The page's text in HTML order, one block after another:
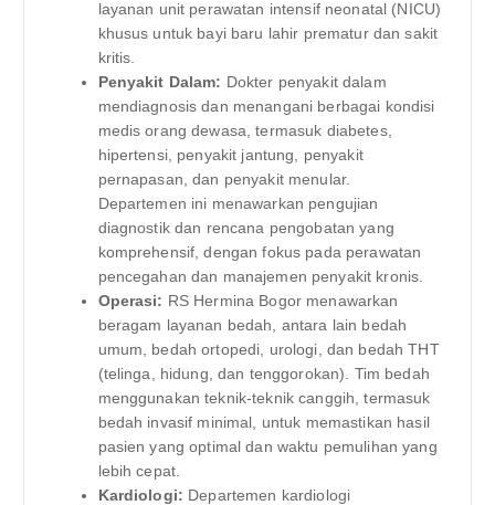
layanan unit perawatan intensif neonatal (NICU)
khusus untuk bayi baru lahir prematur dan sakit
kritis.
Penyakit Dalam: Dokter penyakit dalam
mendiagnosis dan menangani berbagai kondisi
medis orang dewasa, termasuk diabetes,
hipertensi, penyakit jantung, penyakit
pernapasan, dan penyakit menular.
Departemen ini menawarkan pengujian
diagnostik dan rencana pengobatan yang
komprehensif, dengan fokus pada perawatan
pencegahan dan manajemen penyakit kronis.
Operasi: RS Hermina Bogor menawarkan
beragam layanan bedah, antara lain bedah
umum, bedah ortopedi, urologi, dan bedah THT
(telinga, hidung, dan tenggorokan). Tim bedah
menggunakan teknik-teknik canggih, termasuk
bedah invasif minimal, untuk memastikan hasil
pasien yang optimal dan waktu pemulihan yang
lebih cepat.
Kardiologi: Departemen kardiologi